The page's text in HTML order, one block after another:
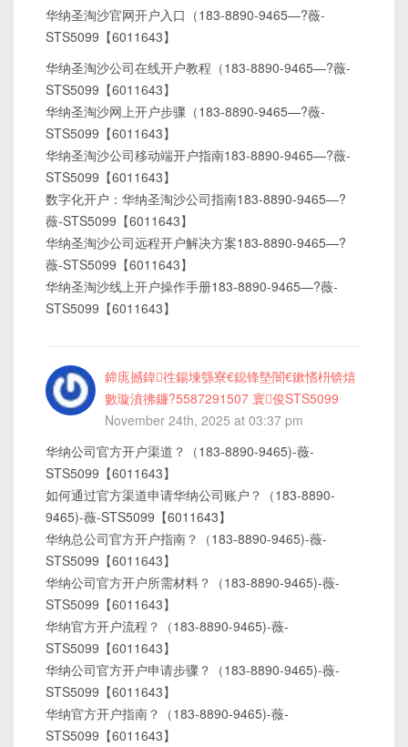
华纳圣淘沙官网开户入口（183-8890-9465—?薇-
STS5099【6011643】
华纳圣淘沙公司在线开户教程（183-8890-9465—?薇-
STS5099【6011643】
华纳圣淘沙网上开户步骤（183-8890-9465—?薇-
STS5099【6011643】
华纳圣淘沙公司移动端开户指南183-8890-9465—?薇-
STS5099【6011643】
数字化开户：华纳圣淘沙公司指南183-8890-9465—?
薇-STS5099【6011643】
华纳圣淘沙公司远程开户解决方案183-8890-9465—?
薇-STS5099【6011643】
华纳圣淘沙线上开户操作手册183-8890-9465—?薇-
STS5099【6011643】
鍗庣撼鍏徃鍚堜綔寮€鎴锋墍闇€鏉愭枡锛熺
數璇濆彿鐮?5587291507 寰俊STS5099
November 24th, 2025 at 03:37 pm
华纳公司官方开户渠道？（183-8890-9465)-薇-
STS5099【6011643】
如何通过官方渠道申请华纳公司账户？（183-8890-
9465)-薇-STS5099【6011643】
华纳总公司官方开户指南？（183-8890-9465)-薇-
STS5099【6011643】
华纳公司官方开户所需材料？（183-8890-9465)-薇-
STS5099【6011643】
华纳官方开户流程？（183-8890-9465)-薇-
STS5099【6011643】
华纳公司官方开户申请步骤？（183-8890-9465)-薇-
STS5099【6011643】
华纳官方开户指南？（183-8890-9465)-薇-
STS5099【6011643】